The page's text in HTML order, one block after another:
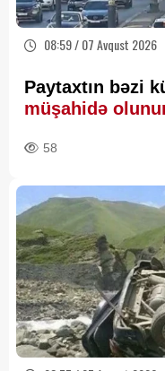
08:59 / 07 Avqust 2026
Paytaxtın bəzi
müşahidə
58